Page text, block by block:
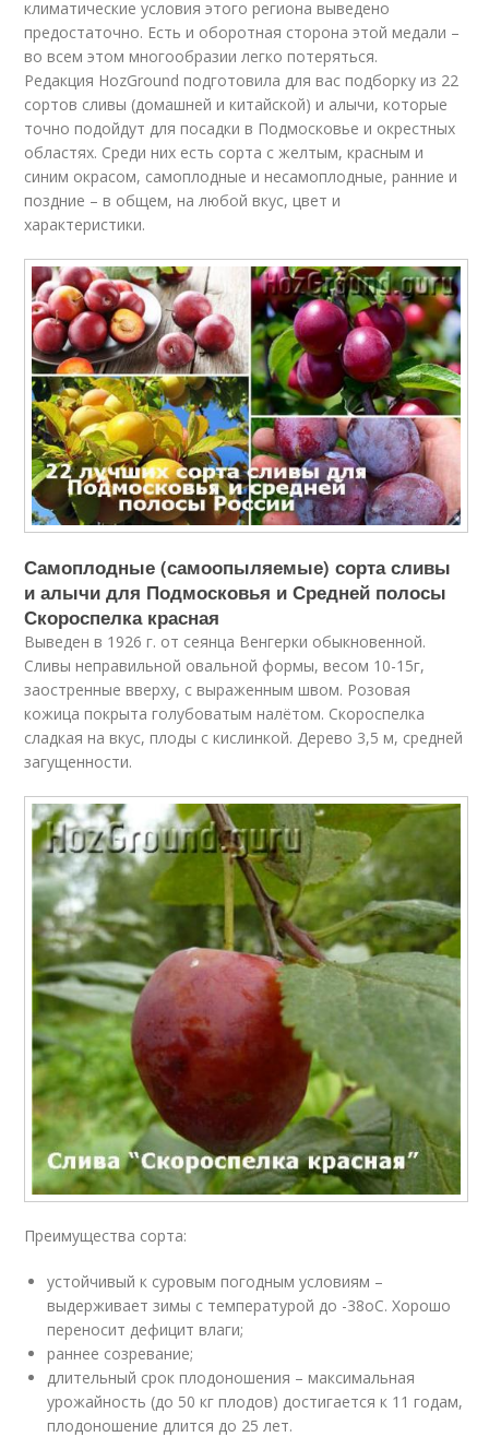
климатические условия этого региона выведено
предостаточно. Есть и оборотная сторона этой медали –
во всем этом многообразии легко потеряться.
Редакция HozGround подготовила для вас подборку из 22
сортов сливы (домашней и китайской) и алычи, которые
точно подойдут для посадки в Подмосковье и окрестных
областях. Среди них есть сорта с желтым, красным и
синим окрасом, самоплодные и несамоплодные, ранние и
поздние – в общем, на любой вкус, цвет и
характеристики.
Самоплодные (самоопыляемые) сорта сливы
и алычи для Подмосковья и Средней полосы
Скороспелка красная
Выведен в 1926 г. от сеянца Венгерки обыкновенной.
Сливы неправильной овальной формы, весом 10-15г,
заостренные вверху, с выраженным швом. Розовая
кожица покрыта голубоватым налётом. Скороспелка
сладкая на вкус, плоды с кислинкой. Дерево 3,5 м, средней
загущенности.
Преимущества сорта:
устойчивый к суровым погодным условиям –
выдерживает зимы с температурой до -38оС. Хорошо
переносит дефицит влаги;
раннее созревание;
длительный срок плодоношения – максимальная
урожайность (до 50 кг плодов) достигается к 11 годам,
плодоношение длится до 25 лет.